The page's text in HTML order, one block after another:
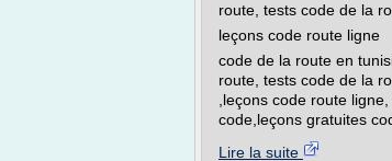
route, tests code de la
leçons code route ligne
code de la route en
route, tests code de la
,leçons code route
code,leçons gratuites
Lire la suite